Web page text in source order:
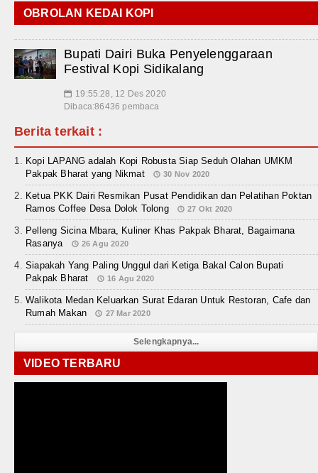
OBROLAN KEDAI KOPI
Bupati Dairi Buka Penyelenggaraan
Festival Kopi Sidikalang
📅 19:55:28, 12 Des 2020
Dibaca:86436 pembaca
Berita terkait :
Kopi LAPANG adalah Kopi Robusta Siap Seduh Olahan UMKM
Pakpak Bharat yang Nikmat
30 Nov 2020
Ketua PKK Dairi Resmikan Pusat Pendidikan dan Pelatihan Poktan
Ramos Coffee Desa Dolok Tolong
27 Okt 2020
Pelleng Sicina Mbara, Kuliner Khas Pakpak Bharat, Bagaimana
Rasanya
26 Agu 2020
Siapakah Yang Paling Unggul dari Ketiga Bakal Calon Bupati
Pakpak Bharat
16 Agu 2020
Walikota Medan Keluarkan Surat Edaran Untuk Restoran, Cafe dan
Rumah Makan
27 Mar 2020
Selengkapnya...
VIDEO TERBARU